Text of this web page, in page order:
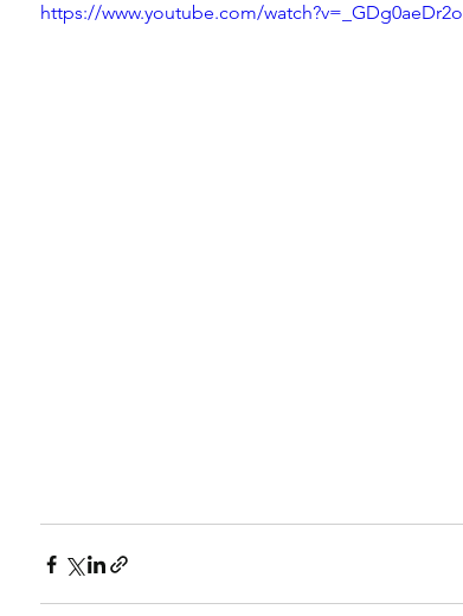
https://www.youtube.com/watch?v=_GDg0aeDr2o